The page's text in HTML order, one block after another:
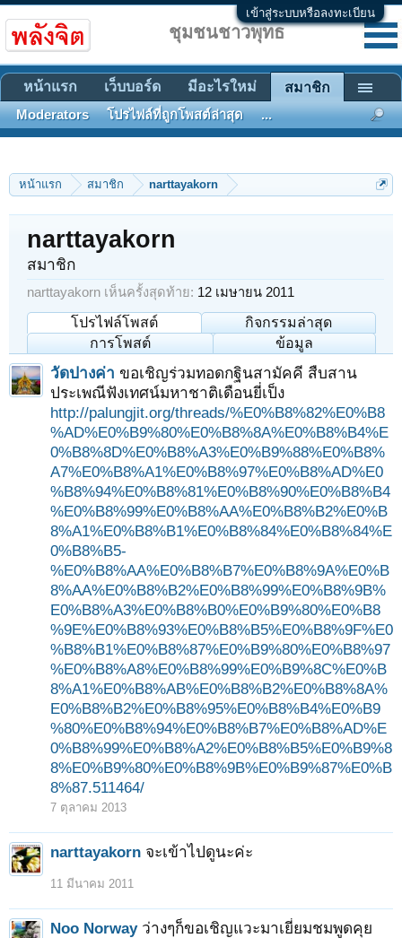
เข้าสู่ระบบหรือลงทะเบียน
หน้าแรก สมาชิก narttayakorn
narttayakorn
สมาชิก
narttayakorn เห็นครั้งสุดท้าย: 12 เมษายน 2011
โปรไฟล์โพสต์
กิจกรรมล่าสุด
การโพสต์
ข้อมูล
วัดปางค่า ขอเชิญร่วมทอดกฐินสามัคคี สืบสาน
ประเพณีฟังเทศน์มหาชาติเดือนยี่เป็ง
http://palungjit.org/threads/%E0%B8%82%E0%B8
%AD%E0%B9%80%E0%B8%8A%E0%B8%B4%E
0%B8%8D%E0%B8%A3%E0%B9%88%E0%B8%
A7%E0%B8%A1%E0%B8%97%E0%B8%AD%E0
%B8%94%E0%B8%81%E0%B8%90%E0%B8%B4
%E0%B8%99%E0%B8%AA%E0%B8%B2%E0%B
8%A1%E0%B8%B1%E0%B8%84%E0%B8%84%E
0%B8%B5-
%E0%B8%AA%E0%B8%B7%E0%B8%9A%E0%B
8%AA%E0%B8%B2%E0%B8%99%E0%B8%9B%
E0%B8%A3%E0%B8%B0%E0%B9%80%E0%B8
%9E%E0%B8%93%E0%B8%B5%E0%B8%9F%E0
%B8%B1%E0%B8%87%E0%B9%80%E0%B8%97
%E0%B8%A8%E0%B8%99%E0%B9%8C%E0%B
8%A1%E0%B8%AB%E0%B8%B2%E0%B8%8A%
E0%B8%B2%E0%B8%95%E0%B8%B4%E0%B9
%80%E0%B8%94%E0%B8%B7%E0%B8%AD%E
0%B8%99%E0%B8%A2%E0%B8%B5%E0%B9%8
8%E0%B9%80%E0%B8%9B%E0%B9%87%E0%B
8%87.511464/
7 ตุลาคม 2013
narttayakorn จะเข้าไปดูนะค่ะ
11 มีนาคม 2011
Noo Norway ว่างๆก็ขอเชิญแวะมาเยี่ยมชมพูดคุย
ชุมชนชาวพุทธ
หน้าแรก เว็บบอร์ด มีอะไรใหม่ สมาชิก
Moderators โปรไฟล์ที่ถูกโพสต์ล่าสุด ...